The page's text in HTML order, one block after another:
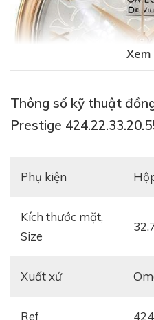
Thông số kỹ thuật
Prestige
Phụ kiện
Kích thước mặt,
Size
Xuất xứ
Ref